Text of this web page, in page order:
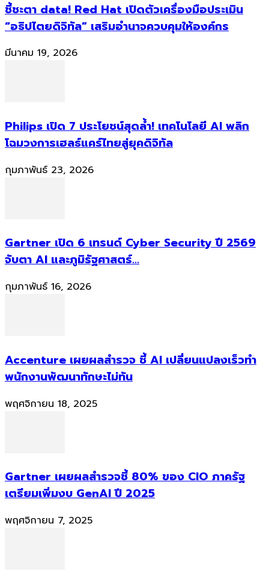
ชี้ชะตา data! Red Hat เปิดตัวเครื่องมือประเมิน
“อธิปไตยดิจิทัล” เสริมอำนาจควบคุมให้องค์กร
มีนาคม 19, 2026
Philips เปิด 7 ประโยชน์สุดล้ำ! เทคโนโลยี AI พลิก
โฉมวงการเฮลธ์แคร์ไทยสู่ยุคดิจิทัล
กุมภาพันธ์ 23, 2026
Gartner เปิด 6 เทรนด์ Cyber Security ปี 2569
จับตา AI และภูมิรัฐศาสตร์...
กุมภาพันธ์ 16, 2026
Accenture เผยผลสำรวจ ชี้ AI เปลี่ยนแปลงเร็วทำ
พนักงานพัฒนาทักษะไม่ทัน
พฤศจิกายน 18, 2025
Gartner เผยผลสำรวจชี้ 80% ของ CIO ภาครัฐ
เตรียมเพิ่มงบ GenAI ปี 2025
พฤศจิกายน 7, 2025